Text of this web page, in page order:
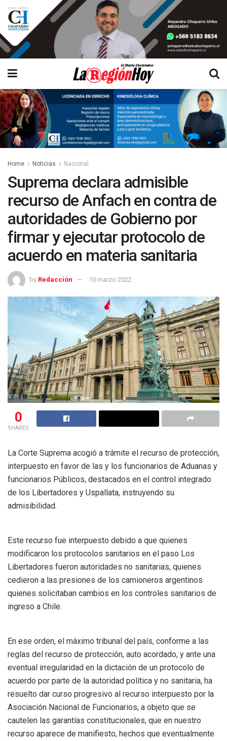
Home Noticias Nacional
Suprema declara admisible
recurso de Anfach en contra de
autoridades de Gobierno por
firmar y ejecutar protocolo de
acuerdo en materia sanitaria
by Redacción 10 marzo 2022
0
SHARES
La Corte Suprema acogió a trámite el recurso de protección,
interpuesto en favor de las y los funcionarios de Aduanas y
funcionarios Públicos, destacados en el control integrado
de los Libertadores y Uspallata, instruyendo su
admisibilidad.
Este recurso fue interpuesto debido a que quienes
modificaron los protocolos sanitarios en el paso Los
Libertadores fueron autoridades no sanitarias, quienes
cedieron a las presiones de los camioneros argentinos
quienes solicitaban cambios en los controles sanitarios de
ingreso a Chile.
En ese orden, el máximo tribunal del país, conforme a las
reglas del recurso de protección, auto acordado, y ante una
eventual irregularidad en la dictación de un protocolo de
acuerdo por parte de la autoridad política y no sanitaria, ha
resuelto dar curso progresivo al recurso interpuesto por la
Asociación Nacional de Funcionarios, a objeto que se
cautelen las garantías constitucionales, que en nuestro
recurso aparece de manifiesto, hechos que eventualmente